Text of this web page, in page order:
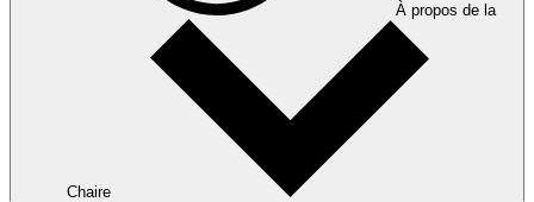
À propos de la
Chaire